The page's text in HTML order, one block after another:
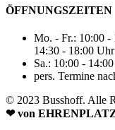
ÖFFNUNGSZEITEN
Mo. - Fr.: 10:00 -
14:30 - 18:00 Uhr
Sa.: 10:00 -
pers. Termine
© 2023 Busshoff. Alle
❤ von